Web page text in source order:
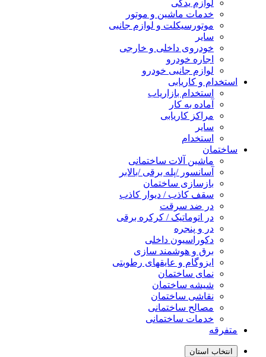
لوازم یدکی
خدمات ماشین و موتور
موتورسیکلت و لوازم جانبی
سایر
خودروی داخلی و خارجی
اجاره خودرو
لوازم جانبی خودرو
استخدام و کاریابی
استخدام بازاریاب
آماده به کار
مراکز کاریابی
سایر
استخدام
ساختمان
ماشین آلات ساختمانی
آسانسور /پله برقی /بالابر
بازسازی ساختمان
سقف کاذب / دیوار کاذب
در ضد سرقت
در اتوماتیک / کرکره برقی
در و پنجره
دکوراسیون داخلی
برق و هوشمند سازی
ایزوگام و عایقهای رطوبتی
نمای ساختمان
شیشه ساختمان
نقاشی ساختمان
مصالح ساختمانی
خدمات ساختمانی
متفرقه
انتخاب استان